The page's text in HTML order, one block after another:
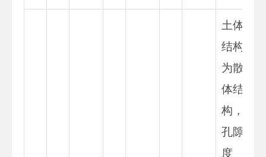
土体
结构
为散
体结
构，
孔隙
度